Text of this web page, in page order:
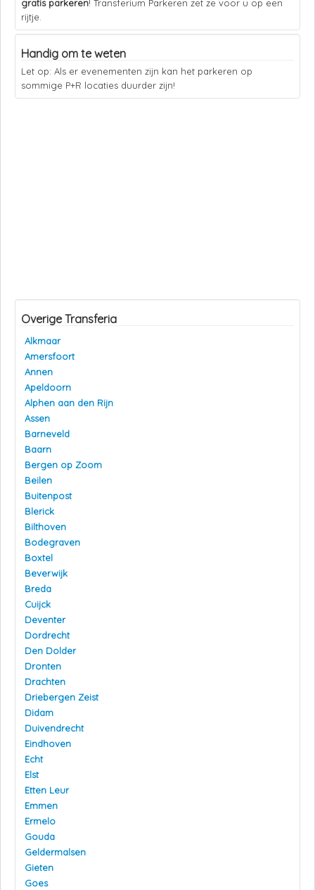
gratis parkeren! Transferium Parkeren zet ze voor u op een
rijtje.
Handig om te weten
Let op: Als er evenementen zijn kan het parkeren op
sommige P+R locaties duurder zijn!
Overige Transferia
Alkmaar
Amersfoort
Annen
Apeldoorn
Alphen aan den Rijn
Assen
Barneveld
Baarn
Bergen op Zoom
Beilen
Buitenpost
Blerick
Bilthoven
Bodegraven
Boxtel
Beverwijk
Breda
Cuijck
Deventer
Dordrecht
Den Dolder
Dronten
Drachten
Driebergen Zeist
Didam
Duivendrecht
Eindhoven
Echt
Elst
Etten Leur
Emmen
Ermelo
Gouda
Geldermalsen
Gieten
Goes